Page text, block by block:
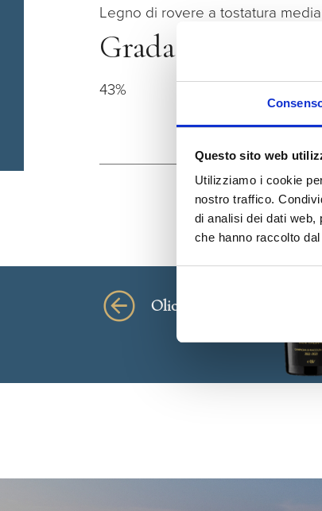
Questo sito web
Utilizziamo i cookie
nostro traffico.
di analisi dei dati web,
che hanno raccolto
Legno di rovere a tostatura
Gradazione
43%
Olio Bolgheri EVO